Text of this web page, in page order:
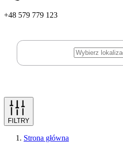
+48 579 779 123
FILTRY
Strona główna